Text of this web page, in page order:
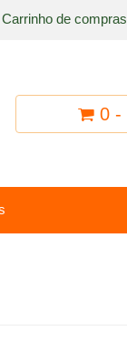
Carrinho de compras